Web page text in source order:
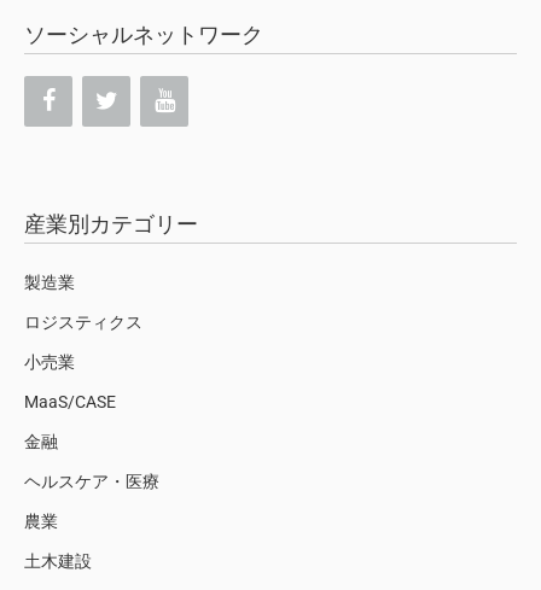
ソーシャルネットワーク
産業別カテゴリー
製造業
ロジスティクス
小売業
MaaS/CASE
金融
ヘルスケア・医療
農業
土木建設